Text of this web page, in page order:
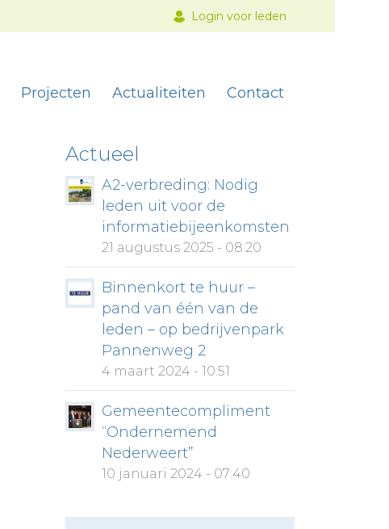
Login voor leden
Projecten Actualiteiten Contact
Actueel
A2-verbreding: Nodig
leden uit voor de
informatiebijeenkomsten
21 augustus 2025 - 08:20
Binnenkort te huur –
pand van één van de
leden – op bedrijvenpark
Pannenweg 2
4 maart 2024 - 10:51
Gemeentecompliment
“Ondernemend
Nederweert”
10 januari 2024 - 07:40